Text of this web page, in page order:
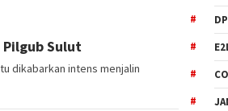
Pilgub Sulut
dikabarkan intens menjalin